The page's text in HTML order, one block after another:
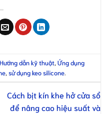
Hướng dẫn kỹ thuật,Ứng dụng
,sử dụng keo silicone.
Cách bịt kín khe hở cửa sổ
để nâng cao hiệu suất và